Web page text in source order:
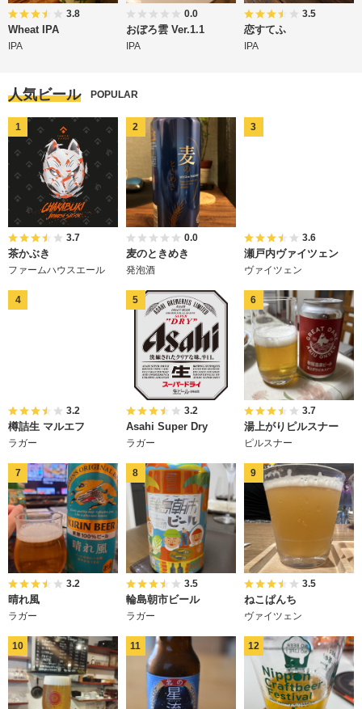
3.8
Wheat IPA
IPA
0.0
おぼろ雲 Ver.1.1
IPA
3.5
恋すてふ
IPA
人気ビール POPULAR
3.7
茶かぶき
ファームハウスエール
0.0
麦のときめき
発泡酒
3.6
瀬戸内ヴァイツェン
ヴァイツェン
3.2
樽詰生 マルエフ
ラガー
3.2
Asahi Super Dry
ラガー
3.7
湯上がりピルスナー
ピルスナー
3.2
晴れ風
ラガー
3.5
輪島朝市ビール
ラガー
3.5
ねこぱんち
ヴァイツェン